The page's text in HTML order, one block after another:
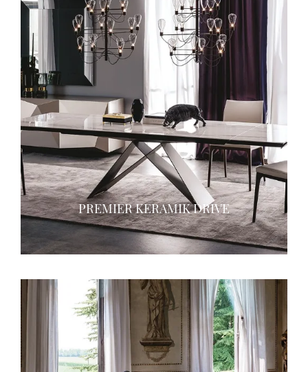
PREMIER KERAMIK DRIVE